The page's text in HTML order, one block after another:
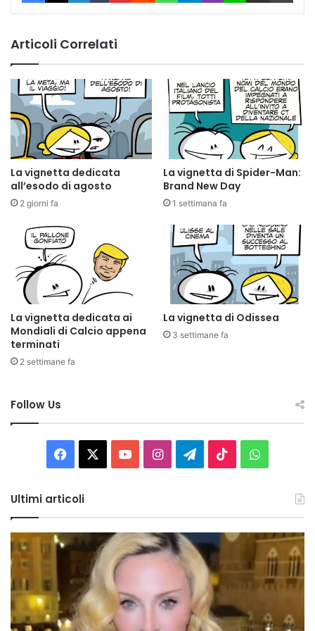
Articoli Correlati
La vignetta dedicata
all’esodo di agosto
2 giorni fa
La vignetta di Spider-Man:
Brand New Day
1 settimana fa
La vignetta dedicata ai
Mondiali di Calcio appena
terminati
2 settimane fa
La vignetta di Odissea
3 settimane fa
Follow Us
Facebook You InstagramTelegram
TikTok
Ultimi articoli